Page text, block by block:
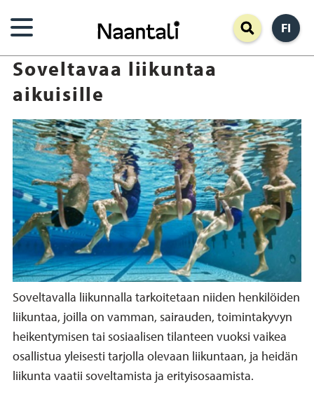
pääsisältöön
FI
Soveltavaa liikuntaa
aikuisille
Soveltavalla liikunnalla tarkoitetaan niiden henkilöiden
liikuntaa, joilla on vamman, sairauden, toimintakyvyn
heikentymisen tai sosiaalisen tilanteen vuoksi vaikea
osallistua yleisesti tarjolla olevaan liikuntaan, ja heidän
liikunta vaatii soveltamista ja erityisosaamista.